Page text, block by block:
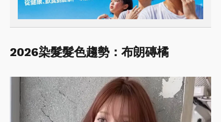
2026染髮髮色趨勢：布朗磚橘